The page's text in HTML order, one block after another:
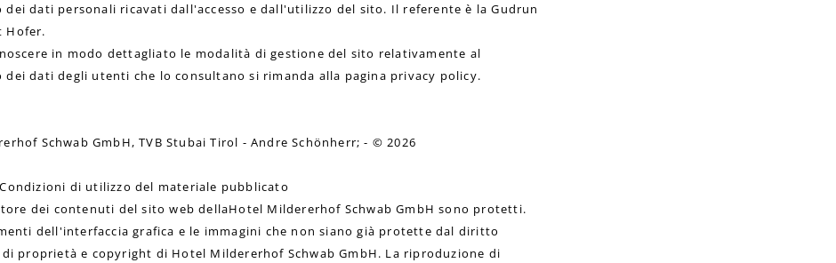
dati personali ricavati dall'accesso e dall'utilizzo del sito. Il referente è la Gudrun
Hofer.
in modo dettagliato le modalità di gestione del sito relativamente al
dati degli utenti che lo consultano si rimanda alla pagina privacy policy.
Schwab GmbH, TVB Stubai Tirol - Andre Schönherr; - © 2026
di utilizzo del materiale pubblicato
dei contenuti del sito web dellaHotel Mildererhof Schwab GmbH sono protetti.
dell'interfaccia grafica e le immagini che non siano già protette dal diritto
proprietà e copyright di Hotel Mildererhof Schwab GmbH. La riproduzione di